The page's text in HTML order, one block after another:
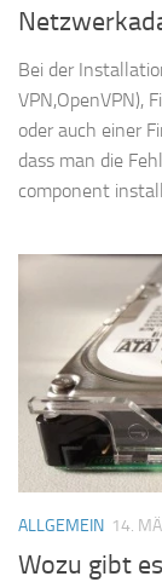
Bei der
VPN,OpenVPN),
oder auch einer
dass man die
component
ALLGEMEIN 14.
Wozu gibt